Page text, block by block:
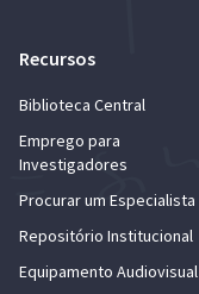
Recursos
Biblioteca Central
Emprego para
Investigadores
Procurar um Especialista
Repositório Institucional
Equipamento Audiovisual